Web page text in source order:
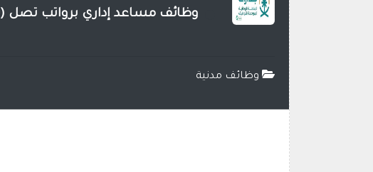
وظائف مساعد إداري برواتب تصل (7,000 ريال) عبر منصة (جدارات) للرجال والنساء
وظائف مدنية